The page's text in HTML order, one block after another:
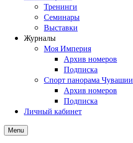
Тренинги
Семинары
Выставки
Журналы
Моя Империя
Архив номеров
Подписка
Спорт панорама Чувашии
Архив номеров
Подписка
Личный кабинет
Menu